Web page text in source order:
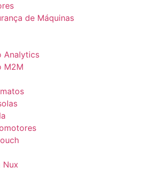
de Máquinas
Analytics
M2M
Nux